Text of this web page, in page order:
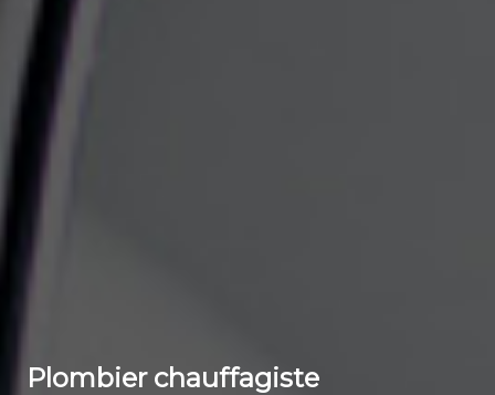
Plombier chauffagiste